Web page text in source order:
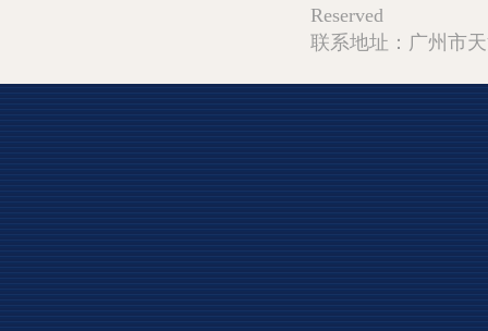
Reserved
联系地址：广州市